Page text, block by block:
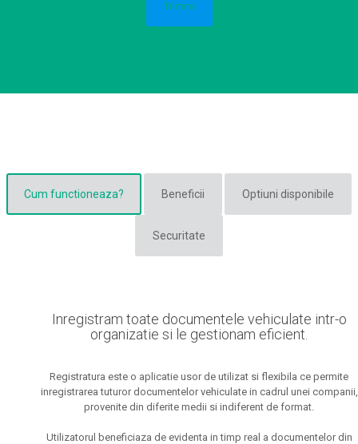
Cum functioneaza? Beneficii Optiuni disponibile
Securitate
Inregistram toate documentele vehiculate intr-o
organizatie si le gestionam eficient.
Registratura este o aplicatie usor de utilizat si flexibila ce permite
inregistrarea tuturor documentelor vehiculate in cadrul unei companii,
provenite din diferite medii si indiferent de format.
Utilizatorul beneficiaza de evidenta in timp real a documentelor din